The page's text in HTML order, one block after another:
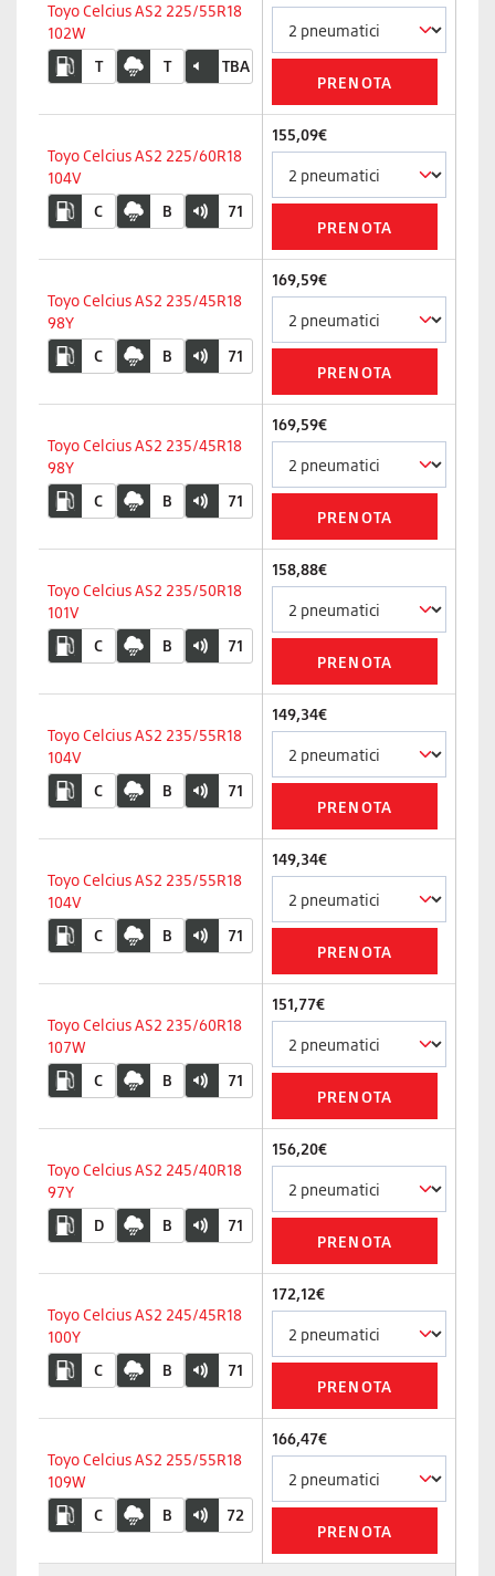
Toyo Celcius AS2 225/55R18
102W
T
T TBA
Toyo Celcius AS2 225/60R18
104V
C
B 71
155,09€
Toyo Celcius AS2 235/45R18
98Y
C
B 71
169,59€
Toyo Celcius AS2 235/45R18
98Y
C
B 71
169,59€
Toyo Celcius AS2 235/50R18
101V
C
B 71
158,88€
Toyo Celcius AS2 235/55R18
104V
C
B 71
149,34€
Toyo Celcius AS2 235/55R18
104V
C
B 71
149,34€
Toyo Celcius AS2 235/60R18
107W
C
B 71
151,77€
Toyo Celcius AS2 245/40R18
97Y
D
B 71
156,20€
Toyo Celcius AS2 245/45R18
100Y
C
B 71
172,12€
Toyo Celcius AS2 255/55R18
109W
C
B 72
166,47€